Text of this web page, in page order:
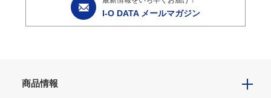
I-O DATA メールマガジン
商品情報